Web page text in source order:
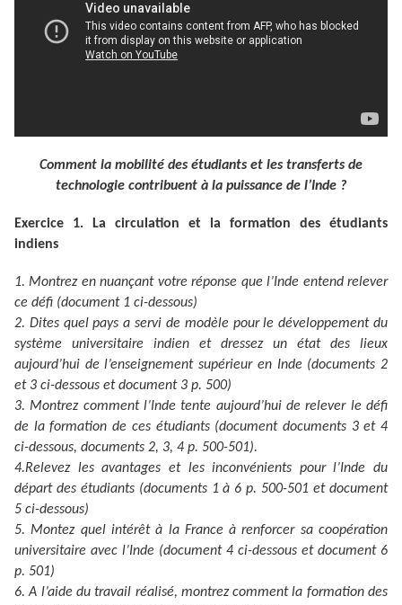
Comment la mobilité des étudiants et les transferts de
technologie contribuent à la puissance de l’Inde ?
Exercice 1. La circulation et la formation des étudiants
indiens
1. Montrez en nuançant votre réponse que l’Inde entend relever
ce défi (document 1 ci-dessous)
2. Dites quel pays a servi de modèle pour le développement du
système universitaire indien et dressez un état des lieux
aujourd’hui de l’enseignement supérieur en Inde (documents 2
et 3 ci-dessous et document 3 p. 500)
3. Montrez comment l’Inde tente aujourd’hui de relever le défi
de la formation de ces étudiants (document documents 3 et 4
ci-dessous, documents 2, 3, 4 p. 500-501).
4.Relevez les avantages et les inconvénients pour l’Inde du
départ des étudiants (documents 1 à 6 p. 500-501 et document
5 ci-dessous)
5. Montez quel intérêt à la France à renforcer sa coopération
universitaire avec l’Inde (document 4 ci-dessous et document 6
p. 501)
6. A l’aide du travail réalisé, montrez comment la formation des